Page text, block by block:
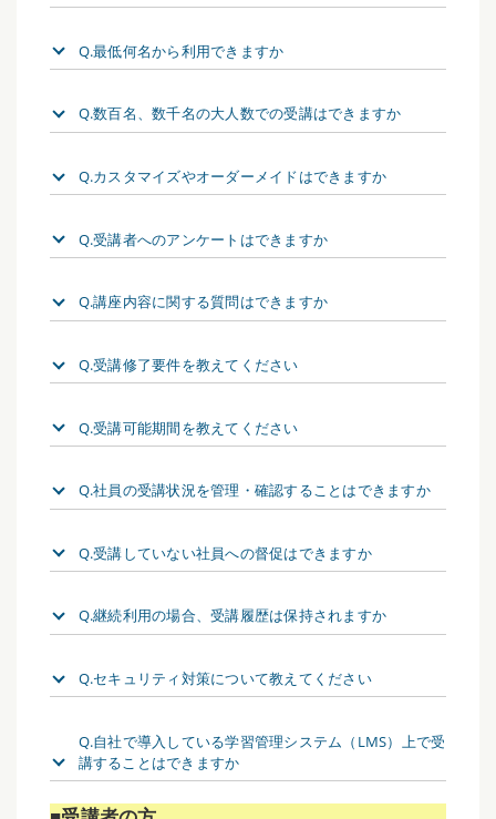
Q.最低何名から利用できますか
Q.数百名、数千名の大人数での受講はできますか
Q.カスタマイズやオーダーメイドはできますか
Q.受講者へのアンケートはできますか
Q.講座内容に関する質問はできますか
Q.受講修了要件を教えてください
Q.受講可能期間を教えてください
Q.社員の受講状況を管理・確認することはできますか
Q.受講していない社員への督促はできますか
Q.継続利用の場合、受講履歴は保持されますか
Q.セキュリティ対策について教えてください
Q.自社で導入している学習管理システム（LMS）上で受
講することはできますか